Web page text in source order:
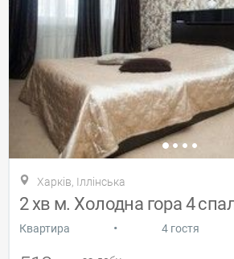
Харків, Іллінська
2 хв м. Холодна гора 4
Квартира • 4 гостя